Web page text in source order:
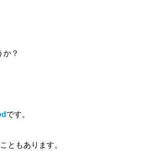
か？
です。
ともあります。